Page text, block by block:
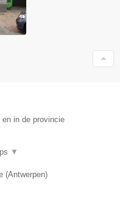
in de provincie
▼
(Antwerpen)